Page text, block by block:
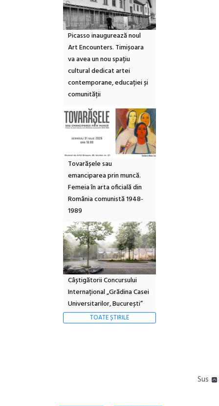
Picasso inaugurează noul
Art Encounters. Timișoara
va avea un nou spațiu
cultural dedicat artei
contemporane, educației și
comunității
Tovarășele sau
emanciparea prin muncă.
Femeia în arta oficială din
România comunistă 1948-
1989
Câștigătorii Concursului
Internațional „Grădina Casei
Universitarilor, București”
TOATE ȘTIRILE
Sus